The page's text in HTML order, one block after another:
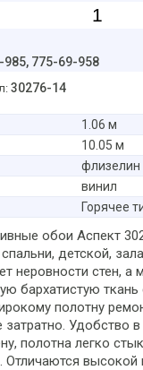
985, 775-69-958
30276-14
1.06 м
10.05 м
флизелин
винил
Горячее
обои Аспект
детской,
неровности стен, а
бархатистую
полотну
Удобство в
полотна легко
высокой